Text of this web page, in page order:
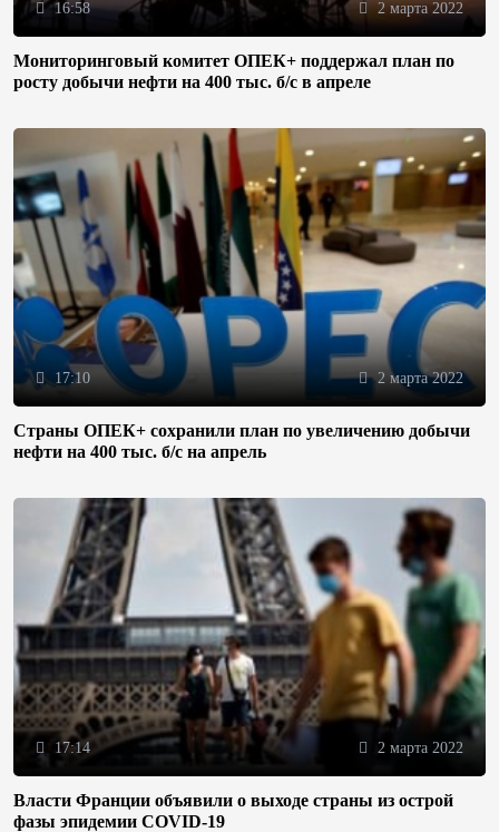
16:58 2 марта 2022
Мониторинговый комитет ОПЕК+ поддержал план по
росту добычи нефти на 400 тыс. б/с в апреле
17:10 2 марта 2022
Страны ОПЕК+ сохранили план по увеличению добычи
нефти на 400 тыс. б/с на апрель
17:14 2 марта 2022
Власти Франции объявили о выходе страны из острой
фазы эпидемии COVID-19